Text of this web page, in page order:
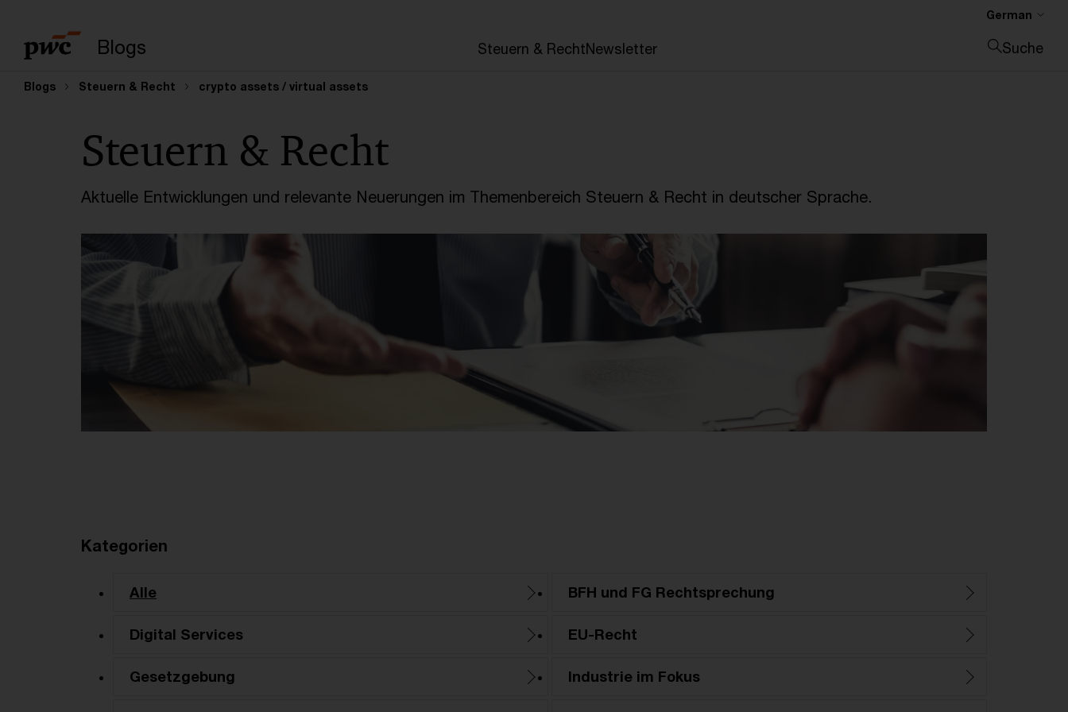
Blogs Steuern & RechtNewsletter
German
Suche
Blogs Steuern & Recht crypto assets / virtual assets
Steuern & Recht
Aktuelle Entwicklungen und relevante Neuerungen im Themenbereich Steuern & Recht in deutscher Sprache.
Kategorien
Alle BFH und FG Rechtsprechung
Digital Services EU-Recht
Gesetzgebung Industrie im Fokus